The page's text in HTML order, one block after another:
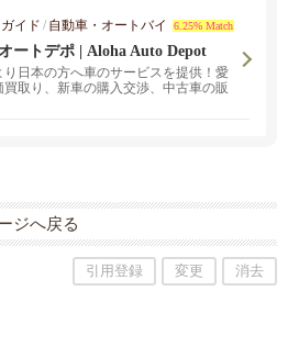
イド / 自動車・オートバイ 6.25% Match
ートデポ | Aloha Auto Depot
り日本の方へ車のサービスを提供！愛
買取り、新車の購入交渉、中古車の販
一同最善を尽くします。
ジへ戻る
引用登録 変更 消去